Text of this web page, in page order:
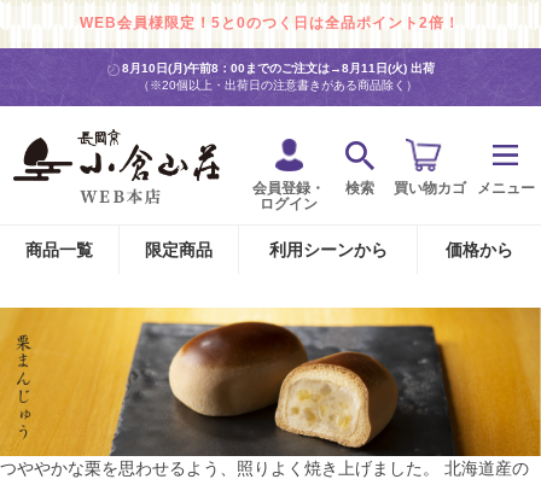
WEB会員様限定！5と0のつく日は全品ポイント2倍！
8月10日(月)午前8：00までのご注文は→8月11日(火) 出荷
（※20個以上・出荷日の注意書きがある商品除く）
会員登録・
ログイン
検索 買い物カゴ メニュー
商品一覧 限定商品 利用シーンから 価格から
つややかな栗を思わせるよう、照りよく焼き上げました。 北海道産の